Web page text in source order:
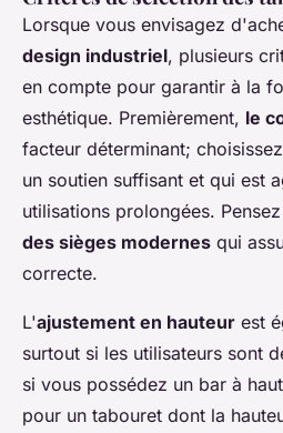
Lorsque vous envisagez
design industriel, plusieurs
en compte pour garantir à la
esthétique. Premièrement, le
facteur déterminant;
un soutien suffisant et qui est
utilisations prolongées.
des sièges modernes qui
correcte.
L'ajustement en hauteur est
surtout si les utilisateurs sont
si vous possédez un bar à
pour un tabouret dont la